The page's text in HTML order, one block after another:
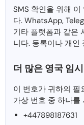
SMS 확인을 위해
다. WhatsApp,
기타 플랫폼과 같은
니다. 등록이나 개인
더 많은 영국 임
이 번호가 귀하의 필
가상 번호 중 하나를
+447898187631